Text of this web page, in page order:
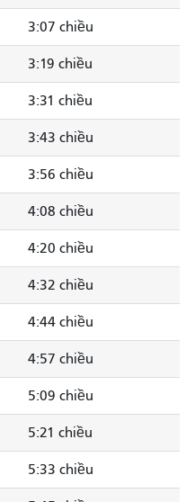
3:07 chiều
3:19 chiều
3:31 chiều
3:43 chiều
3:56 chiều
4:08 chiều
4:20 chiều
4:32 chiều
4:44 chiều
4:57 chiều
5:09 chiều
5:21 chiều
5:33 chiều